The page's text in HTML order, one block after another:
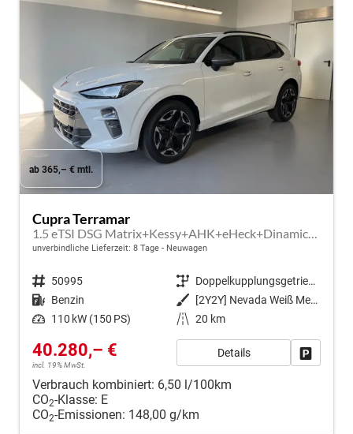
ab 365,– € mtl.
Cupra Terramar
1.5 eTSI DSG Matrix+Kessy+AHK+eHeck+Dinamica+CarPlay+eHeck+GV5
unverbindliche Lieferzeit: 8 Tage Neuwagen
Fahrzeugnr. 50995 Getriebe
Doppelkupplungsgetriebe (DSG)
Kraftstoff Benzin Außenfarbe
[2Y2Y] Nevada Weiß Metallic
Leistung 110 kW (150 PS) Kilometerstand 20 km
40.280,– €
incl. 19% MwSt.
Details
Verbrauch kombiniert: 6,50 l/100km
CO2-Klasse: E
CO2-Emissionen: 148,00 g/km